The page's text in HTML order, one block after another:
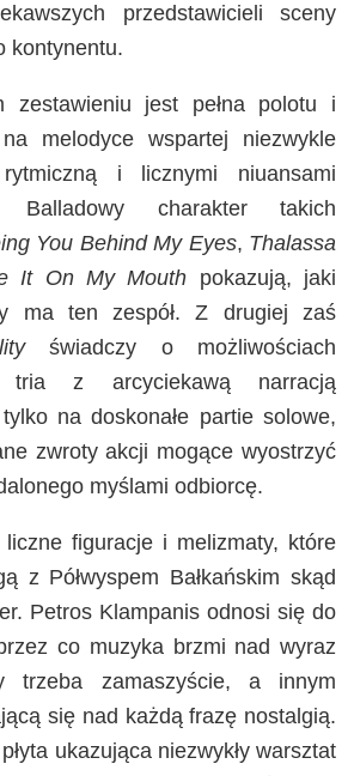
przedstawicieli sceny
kontynentu.
zestawieniu jest pełna polotu i
melodyce wspartej niezwykle
i licznymi niuansami
Balladowy charakter takich
You Behind My Eyes, Thalassa
It On My Mouth pokazują, jaki
ma ten zespół. Z drugiej zaś
świadczy o możliwościach
tria z arcyciekawą narracją
na doskonałe partie solowe,
zwroty akcji mogące wyostrzyć
myślami odbiorcę.
figuracje i melizmaty, które
z Półwyspem Bałkańskim skąd
Petros Klampanis odnosi się do
co muzyka brzmi nad wyraz
trzeba zamaszyście, a innym
się nad każdą frazę nostalgią.
ukazująca niezwykły warsztat